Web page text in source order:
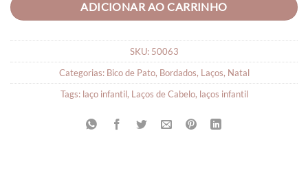
ADICIONAR AO CARRINHO
SKU: 50063
Categorias: Bico de Pato, Bordados, Laços, Natal
Tags: laço infantil, Laços de Cabelo, laços infantil